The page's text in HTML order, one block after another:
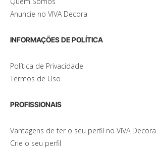
Anuncie no VIVA Decora
INFORMAÇÕES DE POLÍTICA
Política de Privacidade
Termos de Uso
PROFISSIONAIS
Vantagens de ter o seu perfil no VIVA Decora
Crie o seu perfil